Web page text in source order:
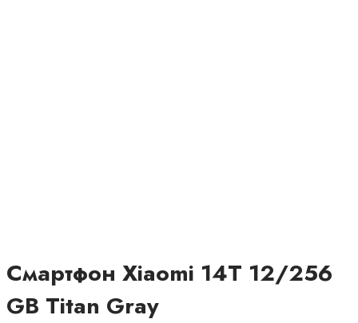
Смартфон Xiaomi 14T 12/256
GB Titan Gray